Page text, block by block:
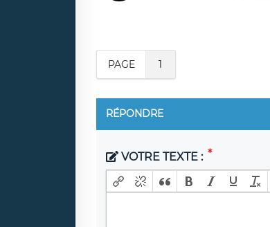
PAGE 1
RÉPONDRE
VOTRE TEXTE :